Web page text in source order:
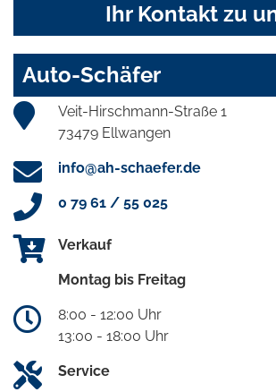
Ihr Kontakt zu
Auto-Schäfer
Veit-Hirschmann-Straße 1
73479 Ellwangen
info@ah-schaefer.de
0 79 61 / 55 025
Verkauf
Montag bis Freitag
8:00 - 12:00 Uhr
13:00 - 18:00 Uhr
Service